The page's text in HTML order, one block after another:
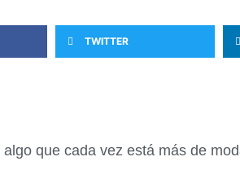
TWITTER
que cada vez está más de